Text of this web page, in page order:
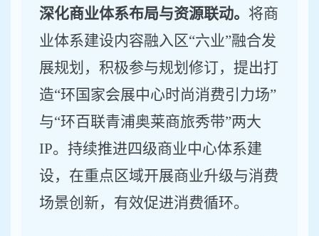
深化商业体系布局与资源联动。 将商
业体系建设内容融入区“六业”融合发
展规划， 积极参与规划修订， 提出打
造“环国家会展中心时尚消费引力场”
与“环百联青浦奥莱商旅秀带”两大
IP。持续推进四级商业中心体系建
设，在重点区域开展商业升级与消费
场景创新， 有效促进消费循环。